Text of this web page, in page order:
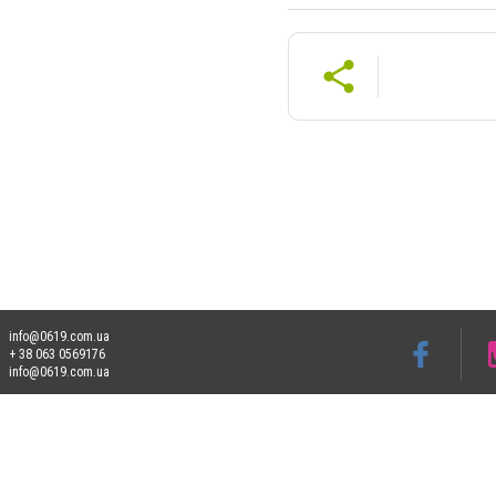
info@0619.com.ua
+ 38 063 0569176
info@0619.com.ua